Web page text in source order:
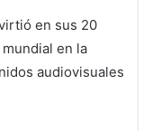
en sus 20
en la
audiovisuales